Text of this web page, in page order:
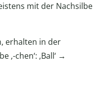
mit der Nachsilbe
erhalten in der
chen‘: ‚Ball‘ →